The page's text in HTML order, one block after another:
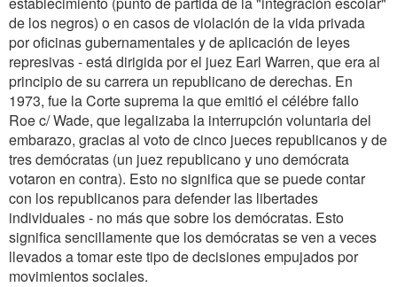
de los negros) o en casos de violación de la vida privada
por oficinas gubernamentales y de aplicación de leyes
represivas - está dirigida por el juez Earl Warren, que era al
principio de su carrera un republicano de derechas. En
1973, fue la Corte suprema la que emitió el célébre fallo
Roe c/ Wade, que legalizaba la interrupción voluntaria del
embarazo, gracias al voto de cinco jueces republicanos y de
tres demócratas (un juez republicano y uno demócrata
votaron en contra). Esto no significa que se puede contar
con los republicanos para defender las libertades
individuales - no más que sobre los demócratas. Esto
significa sencillamente que los demócratas se ven a veces
llevados a tomar este tipo de decisiones empujados por
movimientos sociales.